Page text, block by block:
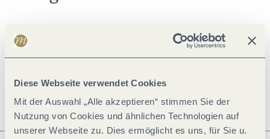
Diese Webseite verwendet Cookies
Mit der Auswahl „Alle akzeptieren“ stimmen Sie der
Nutzung von Cookies und ähnlichen Technologien auf
unserer Webseite zu. Dies ermöglicht es uns, für Sie u.
Ruhetage